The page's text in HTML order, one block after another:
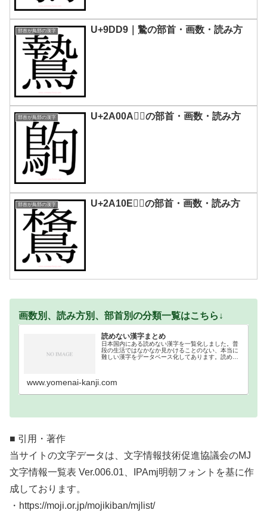
部首が鳥部の漢字 U+9DD9｜鷙の部首・画数・読み方
部首が鳥部の漢字 U+2A00A｜𪀊の部首・画数・読み方
部首が鳥部の漢字 U+2A10E｜𪄎の部首・画数・読み方
画数別、読み方別、部首別の分類一覧はこちら↓
読めない漢字まとめ
日本国内にある読めない漢字を一覧化しました。普
段の生活ではなかなか見かけることのない、本当に
難しい漢字をデータベース化してあります。読めな
www.yomenai-kanji.com
■ 引用・著作
当サイトの文字データは、文字情報技術促進協議会のMJ
文字情報一覧表 Ver.006.01、IPAmj明朝フォントを基に作
成しております。
・https://moji.or.jp/mojikiban/mjlist/